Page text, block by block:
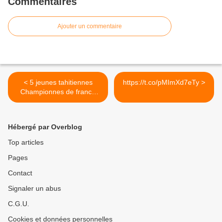
Ajouter un commentaire
< 5 jeunes tahitiennes
Championnes de france
de...
https://t.co/pMImXd7eTy >
Hébergé par Overblog
Top articles
Pages
Contact
Signaler un abus
C.G.U.
Cookies et données personnelles